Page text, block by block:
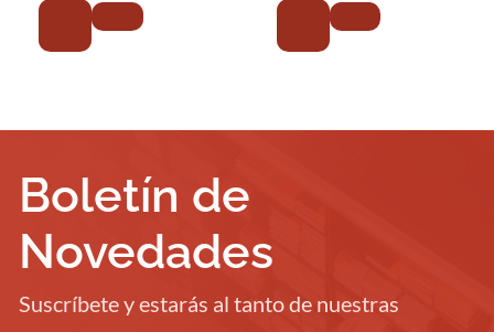
Boletín de
Novedades
Suscríbete y estarás al tanto de nuestras